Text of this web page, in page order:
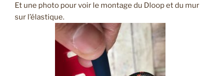
Et une photo pour voir le montage du Dloop et du mur
sur l’élastique.